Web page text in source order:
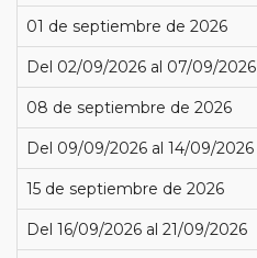
01 de septiembre de 2026
Del 02/09/2026 al 07/09/2026
08 de septiembre de 2026
Del 09/09/2026 al 14/09/2026
15 de septiembre de 2026
Del 16/09/2026 al 21/09/2026